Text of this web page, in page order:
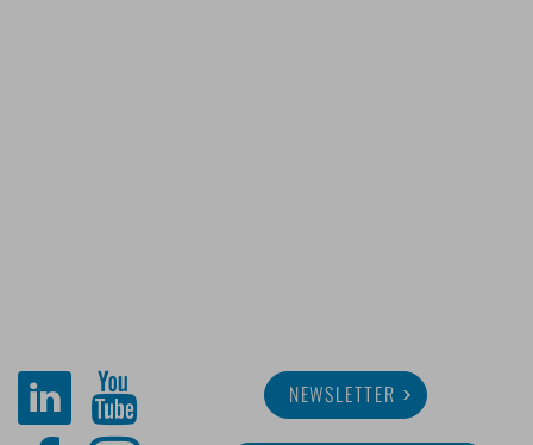
NEWSLETTER